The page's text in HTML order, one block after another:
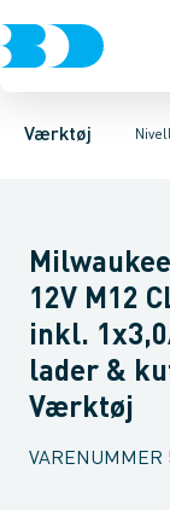
Værktøj
Akku- &
Nivellerings
Linie- &
12V M12
inkl.
lader &
Værktøj
VARENUMMER